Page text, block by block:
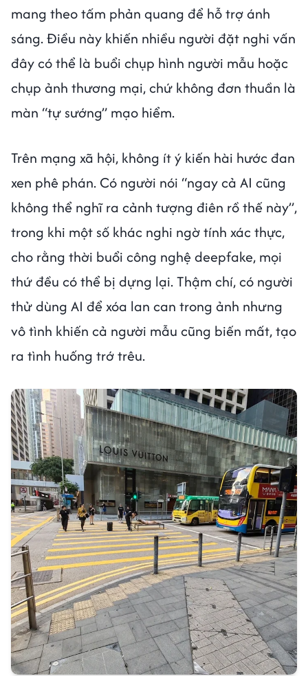
mang theo tấm phản quang để hỗ trợ ánh
sáng. Điều này khiến nhiều người đặt nghi vấn
đây có thể là buổi chụp hình người mẫu hoặc
chụp ảnh thương mại, chứ không đơn thuần là
màn “tự sướng” mạo hiểm.
Trên mạng xã hội, không ít ý kiến hài hước đan
xen phê phán. Có người nói “ngay cả AI cũng
không thể nghĩ ra cảnh tượng điên rồ thế này”,
trong khi một số khác nghi ngờ tính xác thực,
cho rằng thời buổi công nghệ deepfake, mọi
thứ đều có thể bị dựng lại. Thậm chí, có người
thử dùng AI để xóa lan can trong ảnh nhưng
vô tình khiến cả người mẫu cũng biến mất, tạo
ra tình huống trớ trêu.